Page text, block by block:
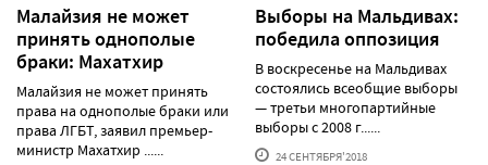
Малайзия не может
принять однополые
браки: Махатхир
Малайзия не может принять
права на однополые браки или
права ЛГБТ, заявил премьер-
министр Махатхир ......
Выборы на Мальдивах:
победила оппозиция
В воскресенье на Мальдивах
состоялись всеобщие выборы
— третьи многопартийные
выборы с 2008 г......
24 СЕНТЯБРЯ'2018